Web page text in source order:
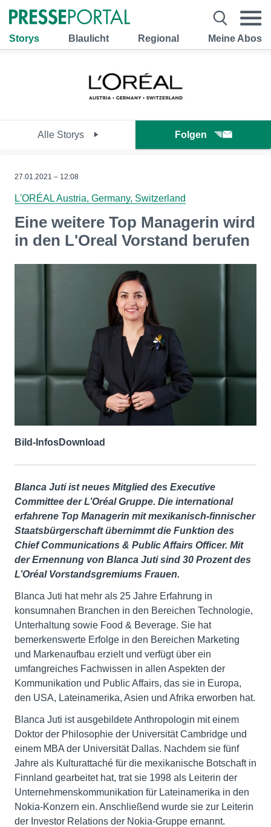
Storys Blaulicht Regional Meine Abos
Alle Storys Folgen
27.01.2021 – 12:08
L'ORÉAL Austria, Germany, Switzerland
Eine weitere Top Managerin wird
in den L'Oreal Vorstand berufen
Bild-InfosDownload
Blanca Juti ist neues Mitglied des Executive
Committee der L’Oréal Gruppe. Die international
erfahrene Top Managerin mit mexikanisch-finnischer
Staatsbürgerschaft übernimmt die Funktion des
Chief Communications & Public Affairs Officer. Mit
der Ernennung von Blanca Juti sind 30 Prozent des
L’Oréal Vorstandsgremiums Frauen.
Blanca Juti hat mehr als 25 Jahre Erfahrung in
konsumnahen Branchen in den Bereichen Technologie,
Unterhaltung sowie Food & Beverage. Sie hat
bemerkenswerte Erfolge in den Bereichen Marketing
und Markenaufbau erzielt und verfügt über ein
umfangreiches Fachwissen in allen Aspekten der
Kommunikation und Public Affairs, das sie in Europa,
den USA, Lateinamerika, Asien und Afrika erworben hat.
Blanca Juti ist ausgebildete Anthropologin mit einem
Doktor der Philosophie der Universität Cambridge und
einem MBA der Universität Dallas. Nachdem sie fünf
Jahre als Kulturattaché für die mexikanische Botschaft in
Finnland gearbeitet hat, trat sie 1998 als Leiterin der
Unternehmenskommunikation für Lateinamerika in den
Nokia-Konzern ein. Anschließend wurde sie zur Leiterin
der Investor Relations der Nokia-Gruppe ernannt.